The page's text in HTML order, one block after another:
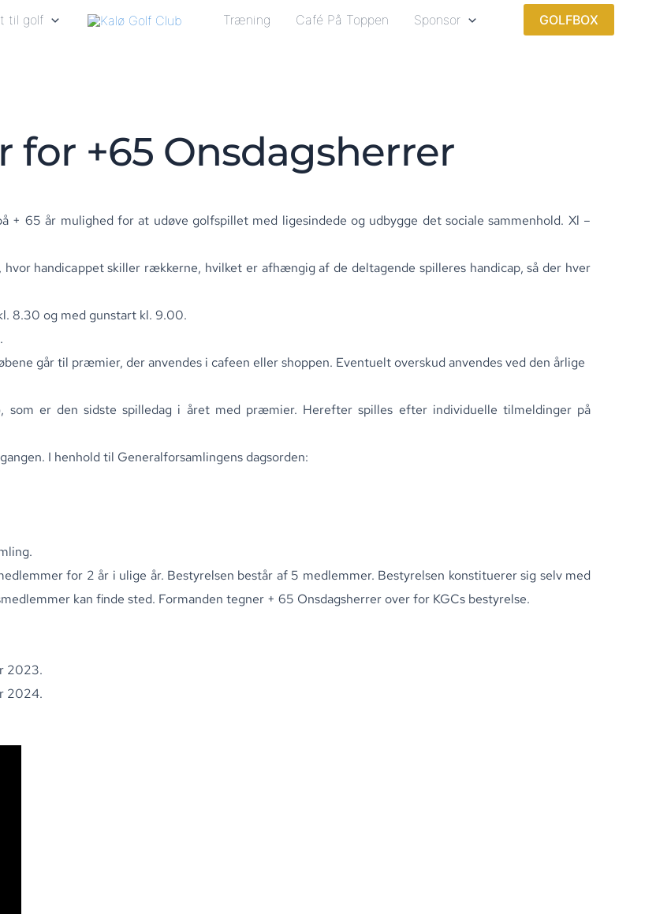
til golf Træning Café På Toppen Sponsor GOLFBOX
+65 Onsdagsherrer
+ 65 år mulighed for at udøve golfspillet med ligesindede og udbygge det sociale sammenhold. Xl –
handicappet skiller rækkerne, hvilket er afhængig af de deltagende spilleres handicap, så der hver
8.30 og med gunstart kl. 9.00.
går til præmier, der anvendes i cafeen eller shoppen. Eventuelt overskud anvendes ved den årlige
som er den sidste spilledag i året med præmier. Herefter spilles efter individuelle tilmeldinger på
I henhold til Generalforsamlingens dagsorden:
for 2 år i ulige år. Bestyrelsen består af 5 medlemmer. Bestyrelsen konstituerer sig selv med
kan finde sted. Formanden tegner + 65 Onsdagsherrer over for KGCs bestyrelse.
2023.
2024.